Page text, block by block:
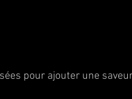
pour ajouter une